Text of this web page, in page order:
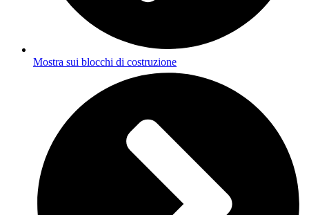
Mostra sui blocchi di costruzione